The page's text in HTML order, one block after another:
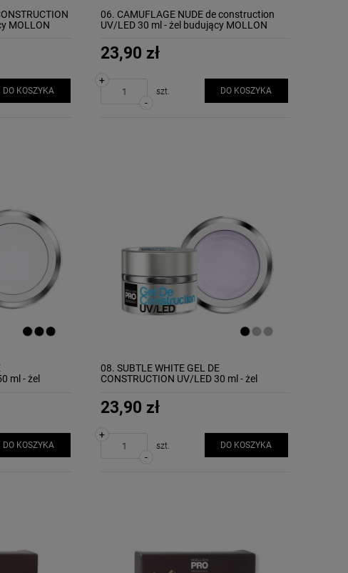
MOLLON
DO KOSZYKA
06. CAMUFLAGE NUDE de construction
UV/LED 30 ml - żel budujący MOLLON
23,90 zł
-
+
szt. DO KOSZYKA
ml - żel
DO KOSZYKA
08. SUBTLE WHITE GEL DE
CONSTRUCTION UV/LED 30 ml - żel
23,90 zł
-
+
szt. DO KOSZYKA